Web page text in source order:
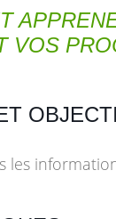
VOS
les